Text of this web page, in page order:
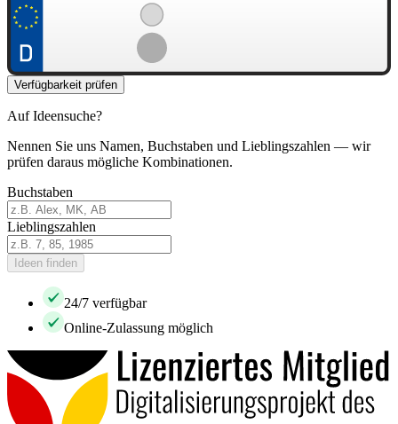
Verfügbarkeit prüfen
Auf Ideensuche?
Nennen Sie uns Namen, Buchstaben und Lieblingszahlen — wir
prüfen daraus mögliche Kombinationen.
Buchstaben
Lieblingszahlen
Ideen finden
24/7 verfügbar
Online-Zulassung möglich